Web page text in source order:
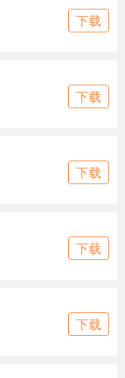
下载
下载
下载
下载
下载